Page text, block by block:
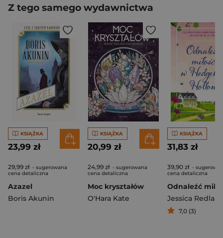
Z tego samego wydawnictwa
KSIĄŻKA
23,99 zł
29,99 zł - sugerowana
cena detaliczna
Azazel
Boris Akunin
KSIĄŻKA
20,99 zł
24,99 zł - sugerowana
cena detaliczna
Moc kryształów
O'Hara Kate
KSIĄŻKA
31,83 zł
39,90 zł -
cena detaliczna
Jessica
7,0 (3)